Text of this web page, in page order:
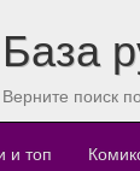
База
Верните поиск
и топ